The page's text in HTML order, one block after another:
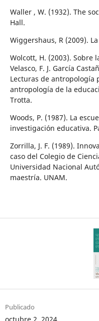
Waller , W. (1932). The
Hall.
Wiggershaus, R (2009).
Wolcott, H. (2003). Sobre
Velasco, F. J. García
Lecturas de antropología
antropología de la
Trotta.
Woods, P. (1987). La
investigación educativa.
Zorrilla, J. F. (1989).
caso del Colegio de
Universidad Nacional
maestría. UNAM.
Publicado